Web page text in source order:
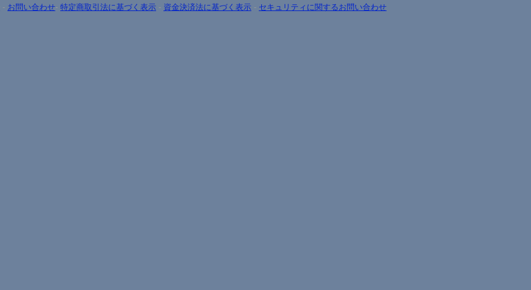
- お問い合わせ- 特定商取引法に基づく表示 - 資金決済法に基づく表示 - セキュリティに関するお問い合わせ